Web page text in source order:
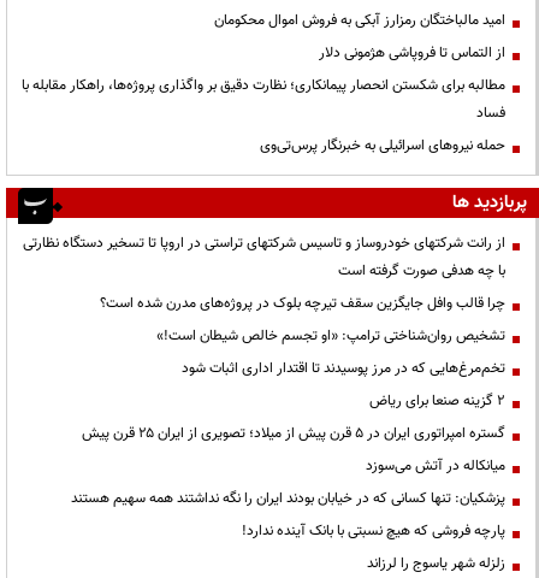
امید مالباختگان رمزارز آبکی به فروش اموال محکومان
از التماس تا فروپاشی هژمونی دلار
مطالبه برای شکستن انحصار پیمانکاری؛ نظارت دقیق بر واگذاری پروژه‌ها، راهکار مقابله با
فساد
حمله نیروهای اسرائیلی به خبرنگار پرس‌تی‌وی
پربازدید ها
از رانت‌ شرکتهای خودروساز و تاسیس شرکتهای تراستی در اروپا تا تسخیر دستگاه نظارتی
با چه هدفی صورت گرفته است
چرا قالب وافل جایگزین سقف تیرچه بلوک در پروژه‌های مدرن شده است؟
تشخیص روان‌شناختی ترامپ: «او تجسم خالص شیطان است!»
تخم‌مرغ‌هایی که در مرز پوسیدند تا اقتدار اداری اثبات شود
۲ گزینه صنعا برای ریاض
گستره امپراتوری ایران در ۵ قرن پیش از میلاد؛ تصویری از ایران ۲۵ قرن پیش
میانکاله در آتش می‌سوزد
پزشکیان: تنها کسانی که در خیابان بودند ایران را نگه نداشتند همه سهیم هستند
پارچه فروشی که هیچ نسبتی با بانک آینده ندارد!
زلزله شهر یاسوج را لرزاند